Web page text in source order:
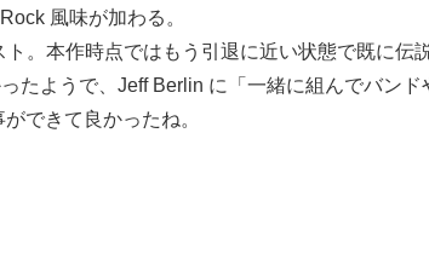
風味が加わる。
。本作時点ではもう引退に近い状態で既に伝
ようで、Jeff Berlin に「一緒に組んでバン
できて良かったね。